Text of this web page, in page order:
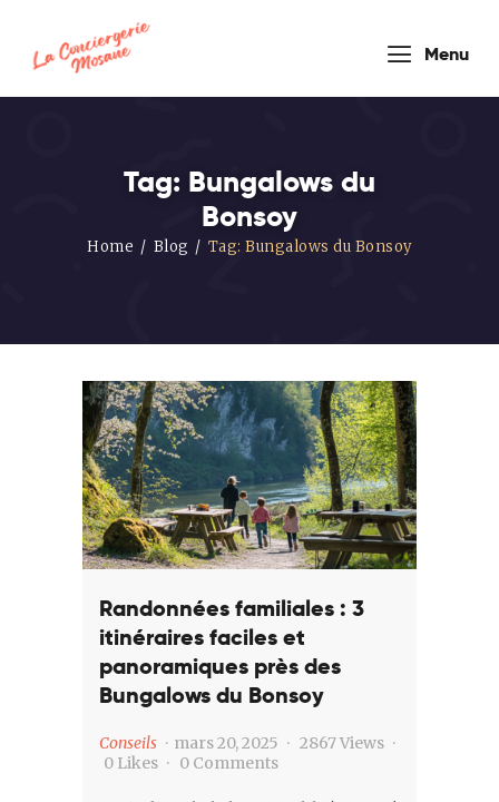
Menu
Tag: Bungalows du
Bonsoy
Home Blog Tag: Bungalows du Bonsoy
conciergerie
mosane
HOUSEKEEPER COMPANY
Prestations
de service
Blog
Contact
Français
Randonnées familiales : 3
itinéraires faciles et
panoramiques près des
Bungalows du Bonsoy
Conseils mars 20, 2025 2867Views
0 Likes 0 Comments